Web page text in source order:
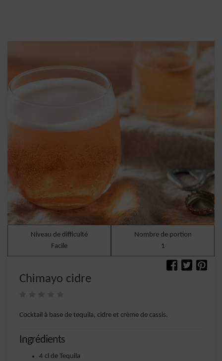
Niveau de difficulté
Facile
Nombre de portion
1
Chimayo cidre
Cocktail à base de tequila, cidre et crème de cassis.
Ingrédients
4 cl de Tequila